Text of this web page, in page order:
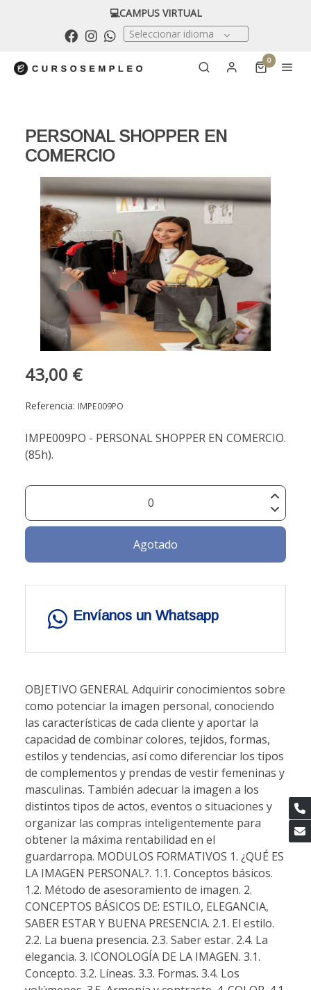
💻CAMPUS VIRTUAL
Seleccionar idioma
0
PERSONAL SHOPPER EN
COMERCIO
43,00 €
Referencia: IMPE009PO
IMPE009PO - PERSONAL SHOPPER EN COMERCIO.
(85h).
Agotado
Envíanos un Whatsapp
OBJETIVO GENERAL Adquirir conocimientos sobre como potenciar la imagen personal, conociendo las características de cada cliente y aportar la capacidad de combinar colores, tejidos, formas, estilos y tendencias, así como diferenciar los tipos de complementos y prendas de vestir femeninas y masculinas. También adecuar la imagen a los distintos tipos de actos, eventos o situaciones y organizar las compras inteligentemente para obtener la máxima rentabilidad en el guardarropa. MODULOS FORMATIVOS 1. ¿QUÉ ES LA IMAGEN PERSONAL?. 1.1. Conceptos básicos. 1.2. Método de asesoramiento de imagen. 2. CONCEPTOS BÁSICOS DE: ESTILO, ELEGANCIA, SABER ESTAR Y BUENA PRESENCIA. 2.1. El estilo. 2.2. La buena presencia. 2.3. Saber estar. 2.4. La elegancia. 3. ICONOLOGÍA DE LA IMAGEN. 3.1. Concepto. 3.2. Líneas. 3.3. Formas. 3.4. Los volúmenes. 3.5. Armonía y contraste. 4. COLOR. 4.1. Introducción. 4.2. Propiedades del color. 4.3. Clasificación del color. 4.4. Simbología y significado del color. 4.5. Armonía de color. 4.6. Combinación del color en el vestir. 4.7. Teoría de las estaciones. 5. TEJIDOS. 5.1. Fibras textiles. 5.2. Tipos de tejidos. 6. VISAGISMO. PROPORCIÓN DEL ROSTRO. 6.1. Visagismo. 6.2. Rostros femeninos. 6.3. Rostros masculinos. 7. LAS PROPORCIONES DE LA SILUETA. 7.1. Silueta femenina. 7.2. Tipos de silueta femenina. 7.3. Silueta masculina. 7.4. Tipos de silueta masculina. 8. INESTETISMOS CORPORALES. CÓMO SACAR PARTIDO A LA FIGURA. 8.1. Introducción. 8.2. Desproporciones en la relación talle, cintura y piernas. 8.3. Inestetismos femeninos. 8.4. Inestetismos masculinos. 9. VALORACIÓN DE LAS PRENDAS DE VESTIR FEMENINAS. 9.1. Conceptos básicos. 9.2. Tipos de prendas de vestir femeninas. 10. LOS COMPLEMENTOS FEMENINOS. 10.1. Complementos femeninos. 10.2. Zapatos. 10.3. Bolsos. 10.4. Cinturón. 10.5. Pendientes. 10.6. Collares. 10.7. Anillos. 10.8. Reloj. 10.9. Broche. 10.10. Pañuelos, pashminas, fulares, bufandas. 10.11. Sombreros. 10.12. Recomendaciones generales. 11. VALORACIÓN DE LAS PRENDAS DE VESTIR MASCULINAS: EL TRAJE. 11.1. Estilos de trajes. 11.2. Tipos de cuellos. 11.3. Recomendaciones en el uso del traje. 11.4. Tipos de nudos de corbata. 11.5. El color en la vestimenta masculina. 12. COMPLEMENTOS MASCULINOS. 12.1. Introducción. 12.2. Gafas. 12.3. Sombrero. 12.4. Corbata. 12.5. El calzado. 12.6. El cinturón. 12.7. Pañuelos y bufandas. 12.8. Reloj. 12.9. Los gemelos. 13. ETIQUETA MASCULINA. 13.1. Etiqueta masculina. 13.2. Frac. 13.3. Chaqué. 13.4. Esmoquin. 13.5. Traje clásico oscuro. 13.6. Recomendaciones. 14. ETIQUETA FEMENINA. 14.1. La etiqueta femenina. 14.2. Vestido largo o de noche. 14.3. Vestido corto. 14.4. Vestido cóctel. 14.5